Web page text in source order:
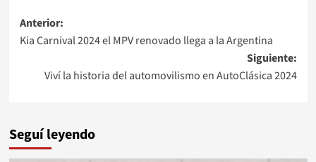
Navegación
de
entradas
Anterior:
Kia Carnival 2024 el MPV renovado llega a la Argentina
Siguiente:
Viví la historia del automovilismo en AutoClásica 2024
Seguí leyendo